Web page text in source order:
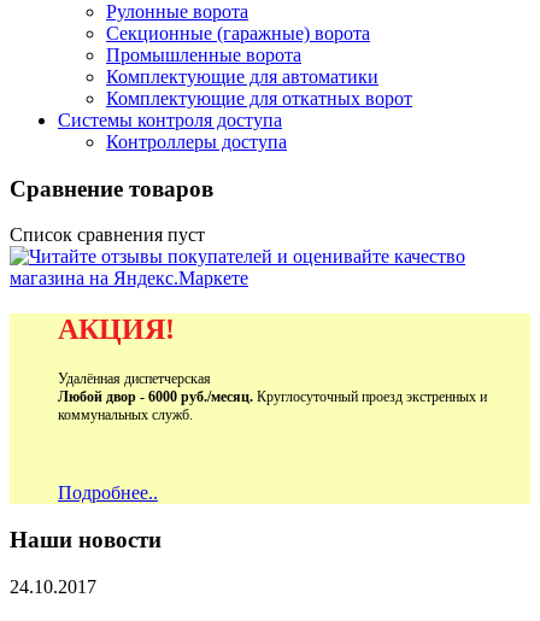
Рулонные ворота
Секционные (гаражные) ворота
Промышленные ворота
Комплектующие для автоматики
Комплектующие для откатных ворот
Системы контроля доступа
Контроллеры доступа
Сравнение товаров
Список сравнения пуст
АКЦИЯ!
Удалённая диспетчерская
Любой двор - 6000 руб./месяц. Круглосуточный проезд экстренных и
коммунальных служб.
Подробнее..
Наши новости
24.10.2017